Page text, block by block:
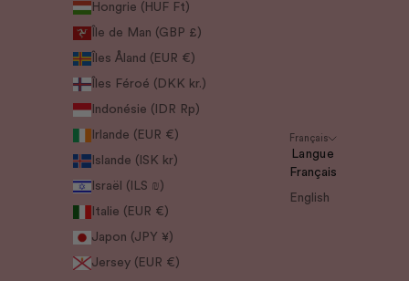
Hongrie (HUF Ft)
Île de Man (GBP £)
Îles Åland (EUR €)
Îles Féroé (DKK kr.)
Indonésie (IDR Rp)
Irlande (EUR €)
Islande (ISK kr)
Israël (ILS ₪)
Italie (EUR €)
Japon (JPY ¥)
Jersey (EUR €)
Français
Langue
Français
English